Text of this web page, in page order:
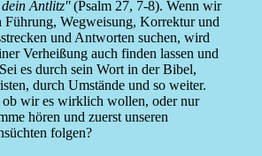
Antlitz''(Psalm 27, 7-8). Wenn wir
Wegweisung, Korrektur und
und Antworten suchen, wird
Verheißung auch finden lassen und
es durch sein Wort in der Bibel,
durch Umstände und so weiter.
ob wir es wirklich wollen, oder nur
hören und zuerst unseren
folgen?